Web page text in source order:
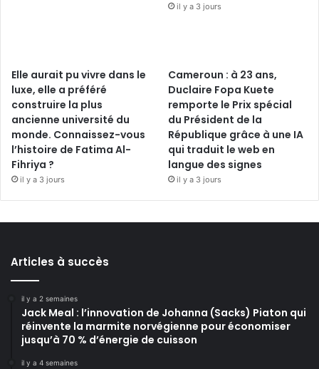
il y a 3 jours
Elle aurait pu vivre dans le
luxe, elle a préféré
construire la plus
ancienne université du
monde. Connaissez-vous
l’histoire de Fatima Al-
Fihriya ?
il y a 3 jours
Cameroun : à 23 ans,
Duclaire Fopa Kuete
remporte le Prix spécial
du Président de la
République grâce à une IA
qui traduit le web en
langue des signes
il y a 3 jours
Articles à succès
il y a 2 semaines
Jack Meal : l’innovation de Johanna (Sacks) Piaton qui
réinvente la marmite norvégienne pour économiser
jusqu’à 70 % d’énergie de cuisson
il y a 4 semaines